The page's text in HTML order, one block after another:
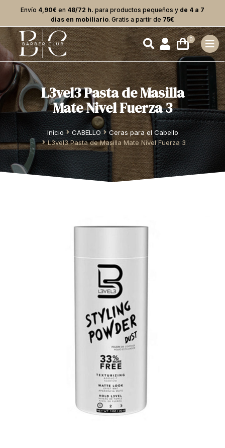
Envío 4,90€ en 48/72 h. para productos pequeños y de 4 a 7
dias en mobiliario. Gratis a partir de 75€
L3vel3 Pasta de Masilla
Mate Nivel Fuerza 3
Estás aquí: Inicio CABELLO
Ceras para el Cabello
L3vel3 Pasta de Masilla Mate Nivel Fuerza 3